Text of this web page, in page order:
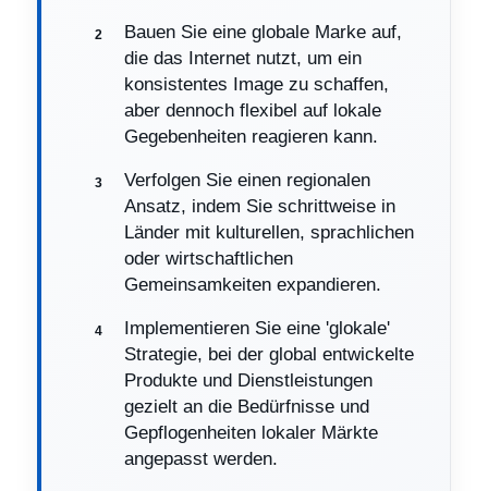
Bauen Sie eine globale Marke auf,
die das Internet nutzt, um ein
konsistentes Image zu schaffen,
aber dennoch flexibel auf lokale
Gegebenheiten reagieren kann.
Verfolgen Sie einen regionalen
Ansatz, indem Sie schrittweise in
Länder mit kulturellen, sprachlichen
oder wirtschaftlichen
Gemeinsamkeiten expandieren.
Implementieren Sie eine 'glokale'
Strategie, bei der global entwickelte
Produkte und Dienstleistungen
gezielt an die Bedürfnisse und
Gepflogenheiten lokaler Märkte
angepasst werden.